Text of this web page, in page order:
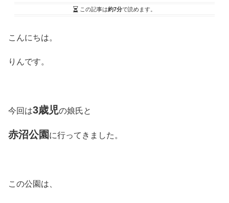
この記事は約7分で読めます。
こんにちは。
りんです。
今回は3歳児の娘氏と
赤沼公園 に行ってきました。
この公園は、